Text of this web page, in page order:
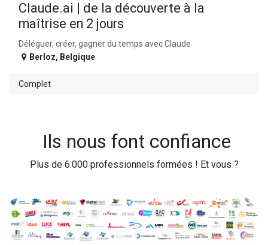
Claude.ai | de la découverte à la
maîtrise en 2 jours
Déléguer, créer, gagner du temps avec Claude
Berloz, Belgique
Complet
Ils nous font confiance
Plus de 6.000 professionnels formées ! Et vous ?